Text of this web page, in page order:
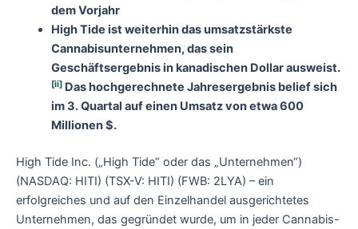
dem Vorjahr
High Tide ist weiterhin das umsatzstärkste
Cannabisunternehmen, das sein
Geschäftsergebnis in kanadischen Dollar ausweist.
[ii]Das hochgerechnete Jahresergebnis belief sich
im 3. Quartal auf einen Umsatz von etwa 600
Millionen $.
High Tide Inc. („High Tide“ oder das „Unternehmen“)
(NASDAQ: HITI) (TSX-V: HITI) (FWB: 2LYA) – ein
erfolgreiches und auf den Einzelhandel ausgerichtetes
Unternehmen, das gegründet wurde, um in jeder Cannabis-